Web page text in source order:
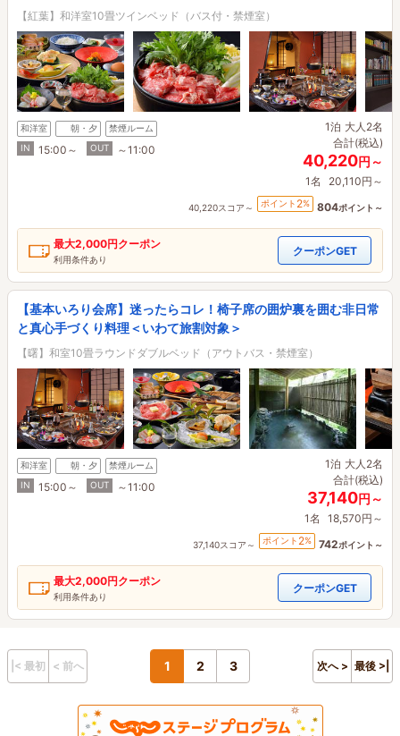
【紅葉】和洋室10畳ツインベッド（バス付・禁煙室）
和洋室 朝・夕
禁煙ルーム
IN
15:00～ OUT ～11:00
1泊 大人2名
合計(税込)
40,220円～
1名 20,110円～
40,220スコア～ ポイント 2% 804ポイント～
最大2,000円クーポン
利用条件あり
クーポンGET
【基本いろり会席】迷ったらコレ！椅子席の囲炉裏を囲む非日常
と真心手づくり料理＜いわて旅割対象＞
【曙】和室10畳ラウンドダブルベッド（アウトバス・禁煙室）
和洋室 朝・夕
禁煙ルーム
IN
15:00～ OUT ～11:00
1泊 大人2名
合計(税込)
37,140円～
1名 18,570円～
37,140スコア～ ポイント 2% 742ポイント～
最大2,000円クーポン
利用条件あり
クーポンGET
|< 最初 < 前へ 1 2 3 次へ > 最後 >|